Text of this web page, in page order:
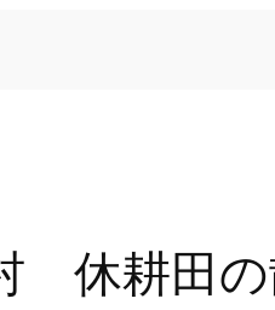
休耕田の